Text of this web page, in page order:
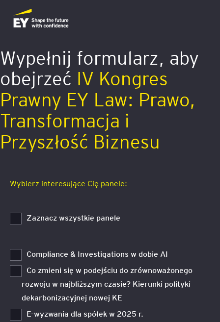
Wypełnij formularz, aby
obejrzeć IV Kongres
Prawny EY Law: Prawo,
Transformacja i
Przyszłość Biznesu
Wybierz interesujące Cię panele:
Zaznacz wszystkie panele
Compliance & Investigations w dobie AI
Co zmieni się w podejściu do zrównoważonego
rozwoju w najbliższym czasie? Kierunki polityki
dekarbonizacyjnej nowej KE
E-wyzwania dla spółek w 2025 r.